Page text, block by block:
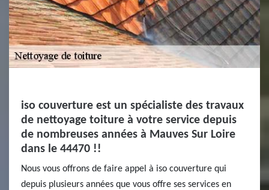
iso couverture est un spécialiste des travaux
de nettoyage toiture à votre service depuis
de nombreuses années à Mauves Sur Loire
dans le 44470 !!
Nous vous offrons de faire appel à iso couverture qui
depuis plusieurs années que vous offre ses services en